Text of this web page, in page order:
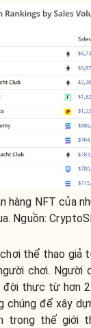
hàng NFT của
Nguồn:
thể thao giả
chơi. Người
đời thực từ hơn
chúng để xây
trong thế giới